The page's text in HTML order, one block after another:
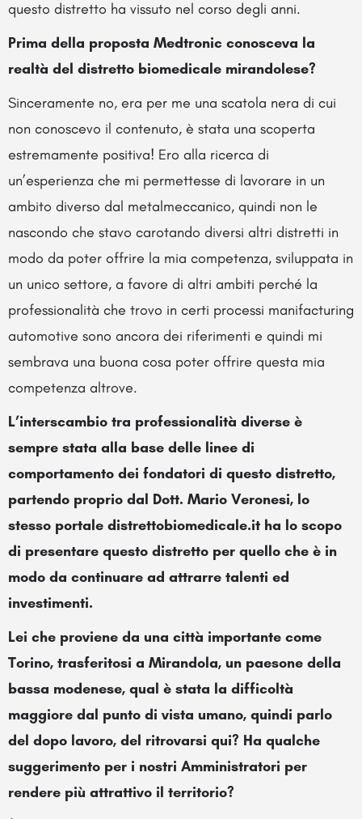
questo distretto ha vissuto nel corso degli anni.
Prima della proposta Medtronic conosceva la
realtà del distretto biomedicale mirandolese?
Sinceramente no, era per me una scatola nera di cui
non conoscevo il contenuto, è stata una scoperta
estremamente positiva! Ero alla ricerca di
un’esperienza che mi permettesse di lavorare in un
ambito diverso dal metalmeccanico, quindi non le
nascondo che stavo carotando diversi altri distretti in
modo da poter offrire la mia competenza, sviluppata in
un unico settore, a favore di altri ambiti perché la
professionalità che trovo in certi processi manifacturing
automotive sono ancora dei riferimenti e quindi mi
sembrava una buona cosa poter offrire questa mia
competenza altrove.
L’interscambio tra professionalità diverse è
sempre stata alla base delle linee di
comportamento dei fondatori di questo distretto,
partendo proprio dal Dott. Mario Veronesi, lo
stesso portale distrettobiomedicale.it ha lo scopo
di presentare questo distretto per quello che è in
modo da continuare ad attrarre talenti ed
investimenti.
Lei che proviene da una città importante come
Torino, trasferitosi a Mirandola, un paesone della
bassa modenese, qual è stata la difficoltà
maggiore dal punto di vista umano, quindi parlo
del dopo lavoro, del ritrovarsi qui? Ha qualche
suggerimento per i nostri Amministratori per
rendere più attrattivo il territorio?